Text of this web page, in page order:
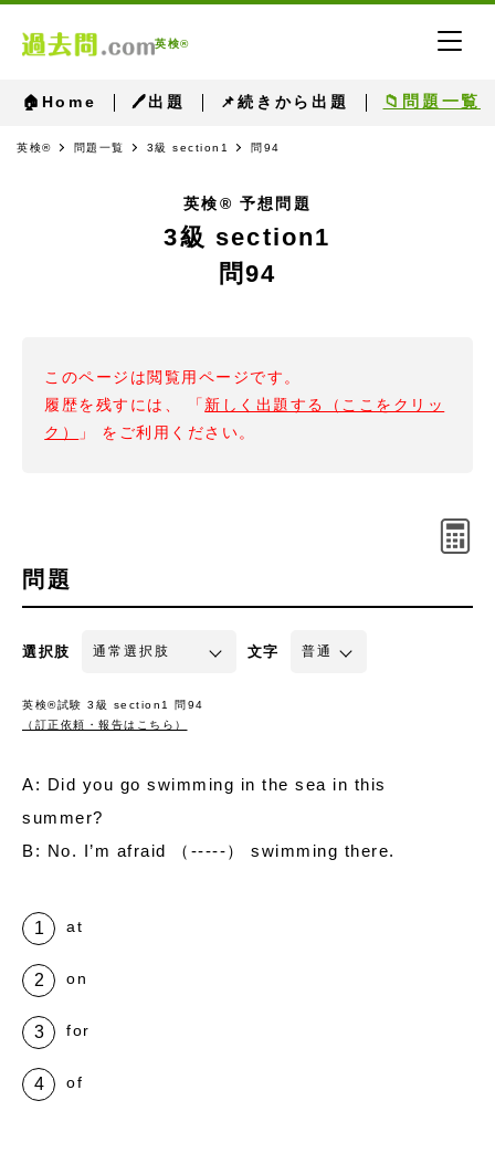
英検®
🏠Home 🖊出題 📌続きから出題 📁問題一覧
英検® 問題一覧 3級 section1 問94
英検® 予想問題
3級 section1
問94
このページは閲覧用ページです。
履歴を残すには、 「 新しく出題する（ここをクリッ
ク）
」 をご利用ください。
問題
選択肢 文字
英検®試験 3級 section1 問94
（訂正依頼・報告はこちら）
A: Did you go swimming in the sea in this
summer?
B: No. I’m afraid （-----） swimming there.
at
on
for
of